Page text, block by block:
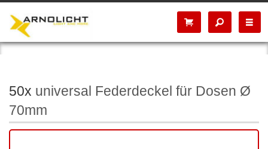
50x universal Federdeckel für Dosen Ø
70mm